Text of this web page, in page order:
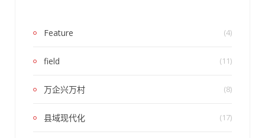
Feature (4)
field (11)
万企兴万村 (8)
县域现代化 (17)